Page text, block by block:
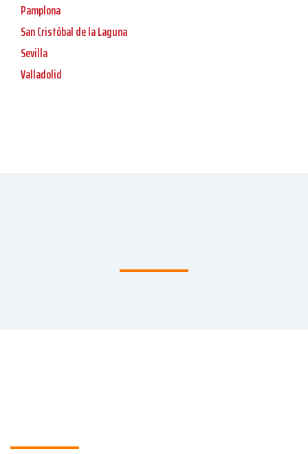
Pamplona
San Cristóbal de la Laguna
Sevilla
Valladolid